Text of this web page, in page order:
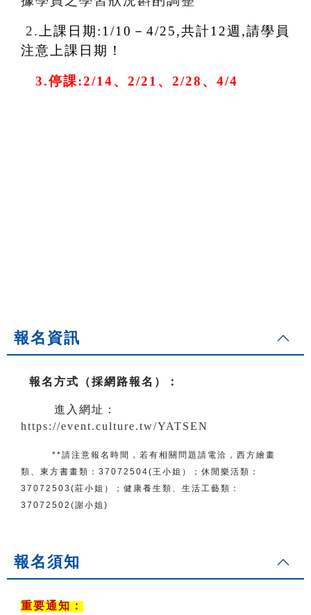
2.
上課日期:1/10－4/25,共計12週,請學員
注意上課日期！
3.停課:2/14、2/21、2/28、4/4
報名資訊
報名方式（採網路報名） ：
進入網址：
https://event.culture.tw/YATSEN
**請注意報名時間，若有相關問題 請電洽 ， 西方繪畫
類、東方書畫類： 37072504(王小姐） ； 休閒樂活類：
37072503(莊小姐）； 健康養生類、生活工藝類：
37072502(謝小姐)
報名須知
重要通知：